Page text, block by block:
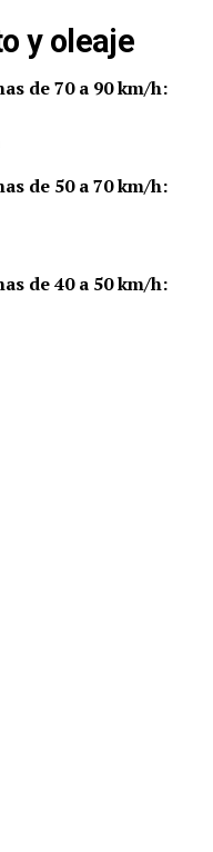
y oleaje
de 70 a 90 km/h:
de 50 a 70 km/h:
de 40 a 50 km/h: